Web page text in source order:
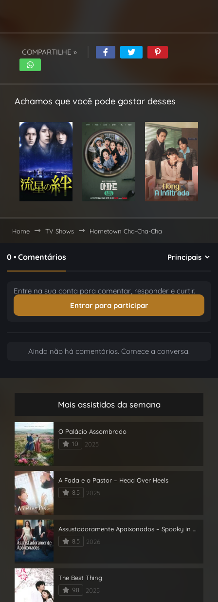
COMPARTILHE »
Achamos que você pode gostar desses
Home TV Shows Hometown Cha-Cha-Cha
0 • Comentários
Entre na sua conta para comentar, responder e curtir.
Entrar para participar
Ainda não há comentários. Comece a conversa.
Mais assistidos da semana
O Palácio Assombrado
10
2025
A Fada e o Pastor – Head Over Heels
8.5
2025
Assustadoramente Apaixonados – Spooky in Love
8.5
2026
The Best Thing
9.8
2025